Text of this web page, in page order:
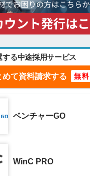
する中途採用サービス
めて資料請求する
ベンチャーGO
WinC PRO